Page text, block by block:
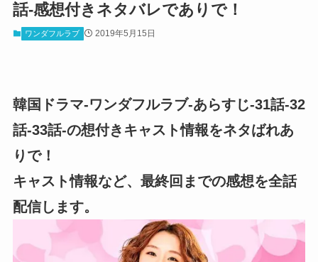
話-感想付きネタバレでありで！
ワンダフルラブ 2019年5月15日
韓国ドラマ-ワンダフルラブ-あらすじ-31話-32
話-33話-の想付きキャスト情報をネタばれあ
りで！
キャスト情報など、最終回までの感想を全話
配信します。